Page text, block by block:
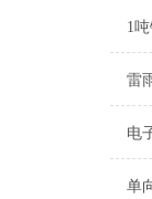
1
雷
电
单